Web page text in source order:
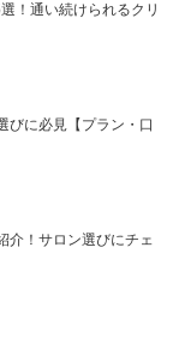
！通い続けられるクリ
びに必見【プラン・口
介！サロン選びにチェ